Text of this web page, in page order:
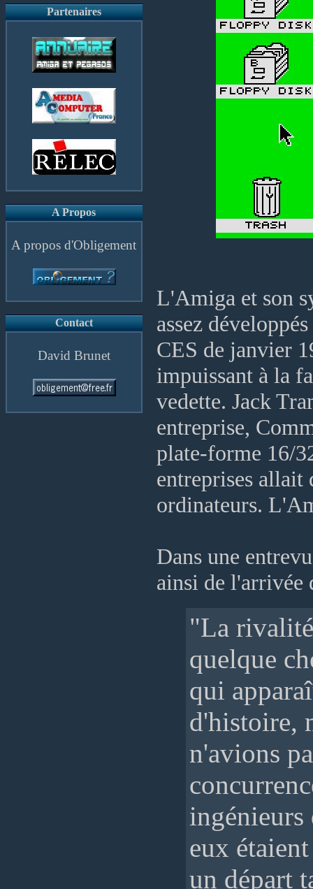
Partenaires
A Propos
A propos d'Obligement
Contact
David Brunet
L'Amiga et son
assez
CES de janvier
impuissant à la
vedette. Jack
entreprise,
plate-forme 16/
entreprises allait
ordinateurs.
Dans une
ainsi de
"La
quelque
qui
d'histoire,
n'avions
ingénieurs
eux
un départ